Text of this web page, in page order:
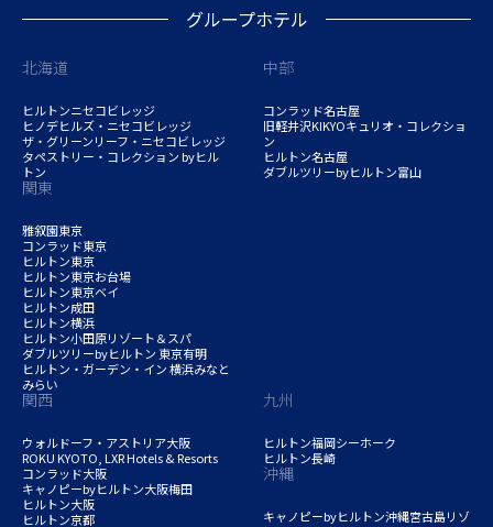
グループホテル
北海道
ヒルトンニセコビレッジ
ヒノデヒルズ・ニセコビレッジ
ザ・グリーンリーフ・ニセコビレッジ
タペストリー・コレクション byヒル
トン
関東
雅叙園東京
コンラッド東京
ヒルトン東京
ヒルトン東京お台場
ヒルトン東京ベイ
ヒルトン成田
ヒルトン横浜
ヒルトン小田原リゾート＆スパ
ダブルツリーbyヒルトン 東京有明
ヒルトン・ガーデン・イン 横浜みなと
みらい
中部
コンラッド名古屋
旧軽井沢KIKYOキュリオ・コレクショ
ン
ヒルトン名古屋
ダブルツリーbyヒルトン富山
関西
ウォルドーフ・アストリア大阪
ROKU KYOTO, LXR Hotels & Resorts
コンラッド大阪
キャノピーbyヒルトン大阪梅田
ヒルトン大阪
ヒルトン京都
九州
ヒルトン福岡シーホーク
ヒルトン長崎
沖縄
キャノピーbyヒルトン沖縄宮古島リゾ